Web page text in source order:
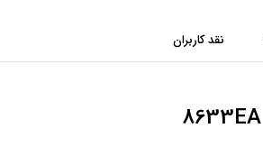
نقد کاربران